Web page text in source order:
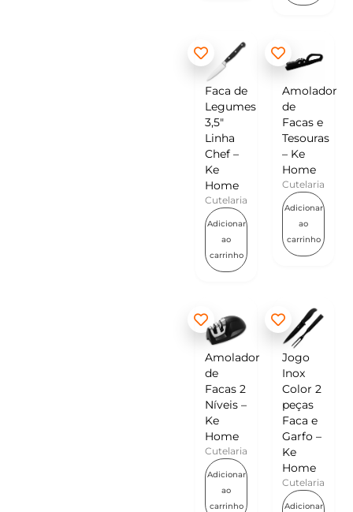
Faca de
Legumes
3,5″
Linha
Chef –
Ke
Home
Cutelaria
Adicionar
ao
carrinho
Amolador
de
Facas e
Tesouras
– Ke
Home
Cutelaria
Adicionar
ao
carrinho
Amolador
de
Facas 2
Níveis –
Ke
Home
Cutelaria
Adicionar
ao
carrinho
Jogo
Inox
Color 2
peças
Faca e
Garfo –
Ke
Home
Cutelaria
Adicionar